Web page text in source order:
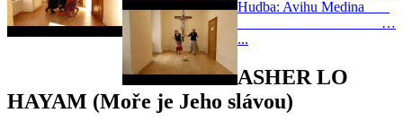
Hudba: Avihu Medina
…
...
ASHER LO
HAYAM (Moře je Jeho slávou)